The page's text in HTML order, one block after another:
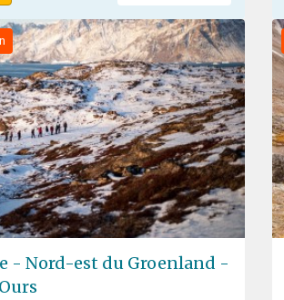
- Nord-est du Groenland -